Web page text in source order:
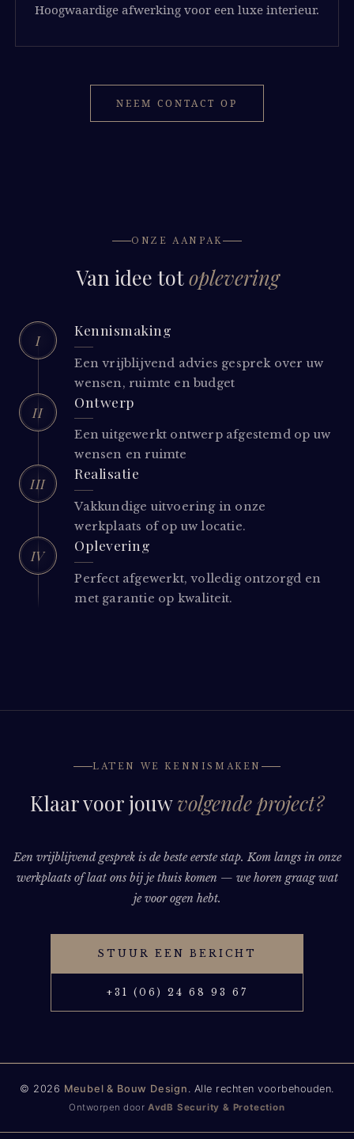
Hoogwaardige afwerking voor een luxe interieur.
NEEM CONTACT OP
ONZE AANPAK
Van idee totoplevering
I
Kennismaking
Een vrijblijvend advies gesprek over uw
wensen, ruimte en budget
II
Ontwerp
Een uitgewerkt ontwerp afgestemd op uw
wensen en ruimte
III
Realisatie
Vakkundige uitvoering in onze
werkplaats of op uw locatie.
IV
Oplevering
Perfect afgewerkt, volledig ontzorgd en
met garantie op kwaliteit.
LATEN WE KENNISMAKEN
Klaar voor jouwvolgende project?
Een vrijblijvend gesprek is de beste eerste stap. Kom langs in onze
werkplaats of laat ons bij je thuis komen — we horen graag wat
je voor ogen hebt.
STUUR EEN BERICHT
+31 (06) 24 68 93 67
© 2026 Meubel & Bouw Design . Alle rechten voorbehouden.
Ontworpen door AvdB Security & Protection